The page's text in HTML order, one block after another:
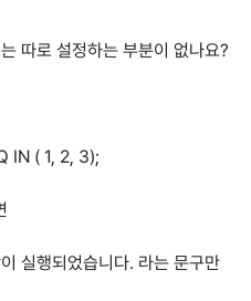
따로 설정하는 부분이 없나요?
IN ( 1, 2, 3);
실행되었습니다. 라는 문구만